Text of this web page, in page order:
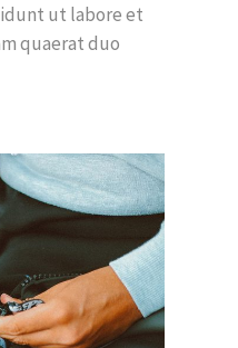
ut labore et
quaerat duo